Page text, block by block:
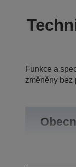
Funkce a
změněny bez